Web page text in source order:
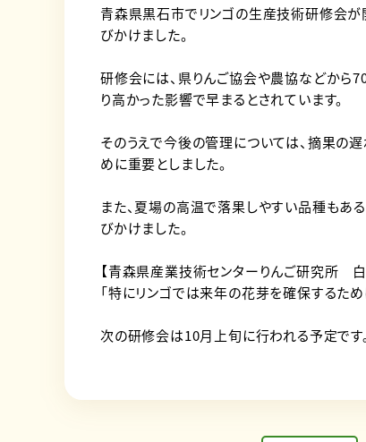
青森県黒石市でリンゴの生産技術研修会
びかけました。
研修会には、県りんご協会や農協などから
り高かった影響で早まるとされています。
そのうえで今後の管理については、摘果の
めに重要としました。
また、夏場の高温で落果しやすい品種もあ
びかけました。
【青森県産業技術センターりんご研究所 白
「特にリンゴでは来年の花芽を確保するた
次の研修会は10月上旬に行われる予定です。